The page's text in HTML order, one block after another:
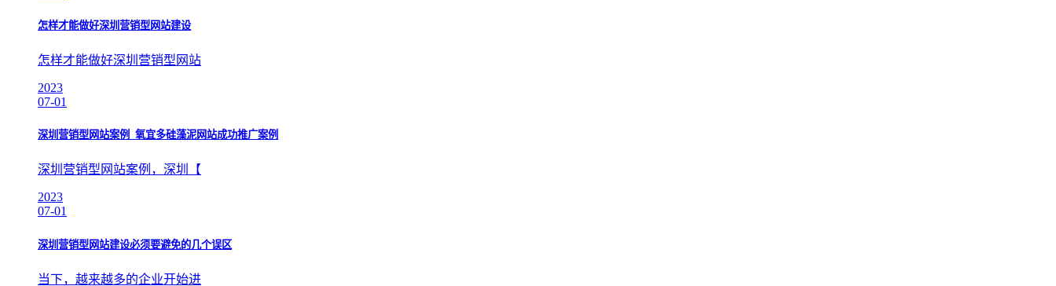
怎样才能做好深圳营销型网站建设
怎样才能做好深圳营销型网站
2023
07-01
深圳营销型网站案例_氧宜多硅藻泥网站成功推广案例
深圳营销型网站案例，深圳【
2023
07-01
深圳营销型网站建设必须要避免的几个误区
当下，越来越多的企业开始进